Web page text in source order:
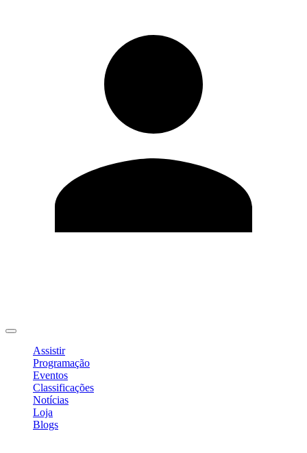
Assistir
Programação
Eventos
Classificações
Notícias
Loja
Blogs